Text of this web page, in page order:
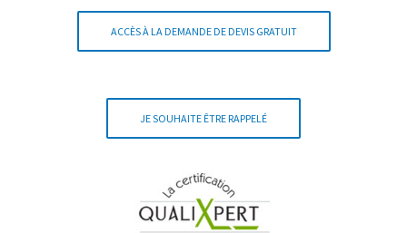
ACCÈS À LA DEMANDE DE DEVIS GRATUIT
JE SOUHAITE ÊTRE RAPPELÉ